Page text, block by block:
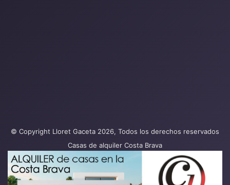
© Copyright Lloret Gaceta 2026, Todos los derechos reservados
Casas de alquiler Costa Brava